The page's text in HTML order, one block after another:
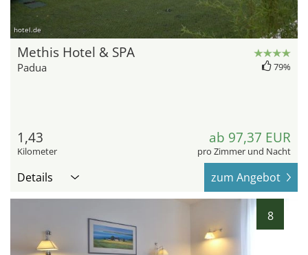
hotel.de
Methis Hotel & SPA
Padua 79%
1,43
Kilometer
ab 97,37 EUR
pro Zimmer und Nacht
Details zum Angebot
8